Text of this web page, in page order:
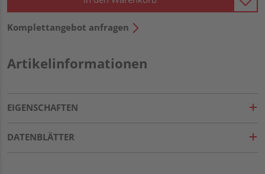
Komplettangebot anfragen
Artikelinformationen
EIGENSCHAFTEN
DATENBLÄTTER